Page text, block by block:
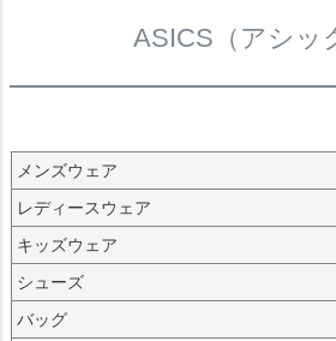
ASICS（アシッ
メンズウェア
レディースウェア
キッズウェア
シューズ
バッグ